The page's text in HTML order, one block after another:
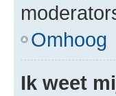
Omhoog
Ik weet